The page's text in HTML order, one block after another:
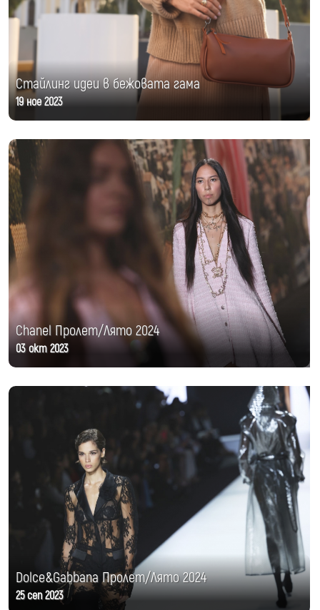
Стайлинг идеи в бежовата гама
19 ное 2023
Chanel Пролет/Лято 2024
03 окт 2023
Dolce&Gabbana Пролет/Лято 2024
25 сеп 2023